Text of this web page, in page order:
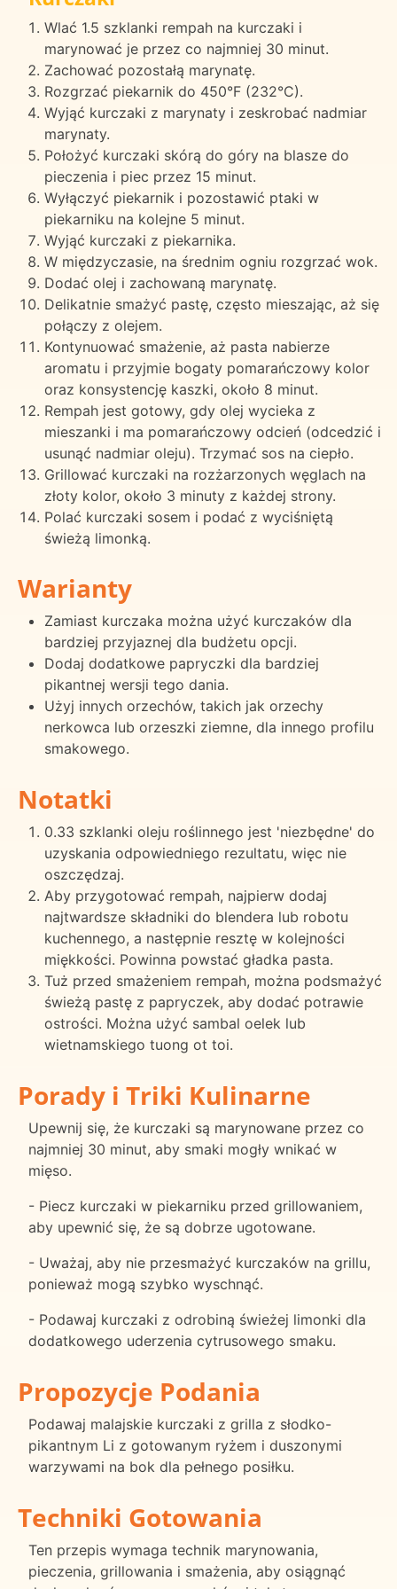
Wlać 1.5 szklanki rempah na kurczaki i
marynować je przez co najmniej 30 minut.
Zachować pozostałą marynatę.
Rozgrzać piekarnik do 450°F (232°C).
Wyjąć kurczaki z marynaty i zeskrobać nadmiar
marynaty.
Położyć kurczaki skórą do góry na blasze do
pieczenia i piec przez 15 minut.
Wyłączyć piekarnik i pozostawić ptaki w
piekarniku na kolejne 5 minut.
Wyjąć kurczaki z piekarnika.
W międzyczasie, na średnim ogniu rozgrzać wok.
Dodać olej i zachowaną marynatę.
Delikatnie smażyć pastę, często mieszając, aż się
połączy z olejem.
Kontynuować smażenie, aż pasta nabierze
aromatu i przyjmie bogaty pomarańczowy kolor
oraz konsystencję kaszki, około 8 minut.
Rempah jest gotowy, gdy olej wycieka z
mieszanki i ma pomarańczowy odcień (odcedzić i
usunąć nadmiar oleju). Trzymać sos na ciepło.
Grillować kurczaki na rozżarzonych węglach na
złoty kolor, około 3 minuty z każdej strony.
Polać kurczaki sosem i podać z wyciśniętą
świeżą limonką.
Warianty
Zamiast kurczaka można użyć kurczaków dla
bardziej przyjaznej dla budżetu opcji.
Dodaj dodatkowe papryczki dla bardziej
pikantnej wersji tego dania.
Użyj innych orzechów, takich jak orzechy
nerkowca lub orzeszki ziemne, dla innego profilu
smakowego.
Notatki
0.33 szklanki oleju roślinnego jest 'niezbędne' do
uzyskania odpowiedniego rezultatu, więc nie
oszczędzaj.
Aby przygotować rempah, najpierw dodaj
najtwardsze składniki do blendera lub robotu
kuchennego, a następnie resztę w kolejności
miękkości. Powinna powstać gładka pasta.
Tuż przed smażeniem rempah, można podsmażyć
świeżą pastę z papryczek, aby dodać potrawie
ostrości. Można użyć sambal oelek lub
wietnamskiego tuong ot toi.
Porady i Triki Kulinarne
Upewnij się, że kurczaki są marynowane przez co
najmniej 30 minut, aby smaki mogły wnikać w
mięso.
- Piecz kurczaki w piekarniku przed grillowaniem,
aby upewnić się, że są dobrze ugotowane.
- Uważaj, aby nie przesmażyć kurczaków na grillu,
ponieważ mogą szybko wyschnąć.
- Podawaj kurczaki z odrobiną świeżej limonki dla
dodatkowego uderzenia cytrusowego smaku.
Propozycje Podania
Podawaj malajskie kurczaki z grilla z słodko-
pikantnym Li z gotowanym ryżem i duszonymi
warzywami na bok dla pełnego posiłku.
Techniki Gotowania
Ten przepis wymaga technik marynowania,
pieczenia, grillowania i smażenia, aby osiągnąć